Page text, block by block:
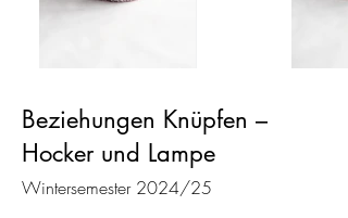
Beziehungen Knüpfen –
Hocker und Lampe
Wintersemester 2024/25